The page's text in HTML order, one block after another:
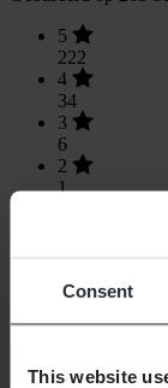
Consent
This website
5
222
4
34
3
6
2
1